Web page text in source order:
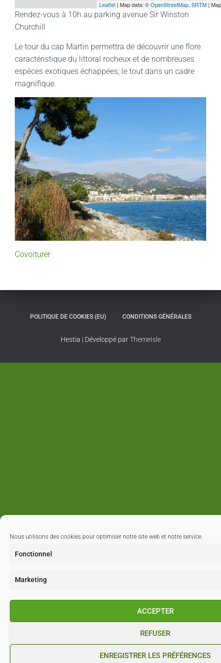
Nous utilisons des cookies pour optimiser notre site web et notre service.
Fonctionnel
Marketing
ACCEPTER
REFUSER
ENREGISTRER LES PRÉFÉRENCES
Leaflet | Map data: ©OpenStreetMap, SRTM |
Rendez-vous à 10h au parking avenue Sir Winston
Churchill
Le tour du cap Martin permettra de découvrir une flore
caractéristique du littoral rocheux et de nombreuses
espèces exotiques échappées, le tout dans un cadre
magnifique.
Covoiturer
POLITIQUE DE COOKIES (EU) CONDITIONS GÉNÉRALES
Hestia | Développé parThemeIsle